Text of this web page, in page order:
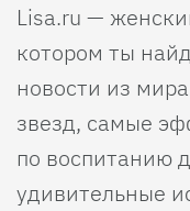
Lisa.ru —
котором ты
новости из
звезд, самые
по воспитанию
удивительные